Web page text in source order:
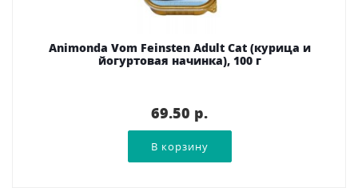
Animonda Vom Feinsten Adult Cat (курица и
йогуртовая начинка), 100 г
69.50 p.